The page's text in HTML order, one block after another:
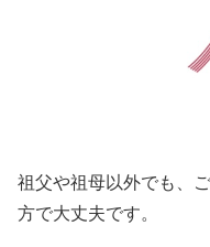
祖父や祖母以外でも、
方で大丈夫です。